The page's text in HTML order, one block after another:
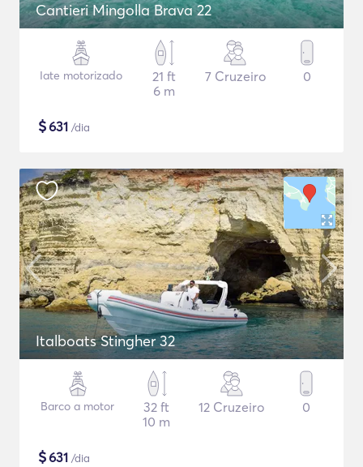
Cantieri Mingolla Brava 22
Iate motorizado
21 ft
6 m
7 Cruzeiro 0
$631 /dia
Italboats Stingher 32
Barco a motor
32 ft
10 m
12 Cruzeiro 0
$631 /dia